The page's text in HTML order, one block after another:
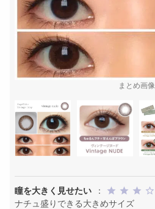
まとめ画像
瞳を大きく見せたい
：
ナチュ盛りできる大きめサイズ